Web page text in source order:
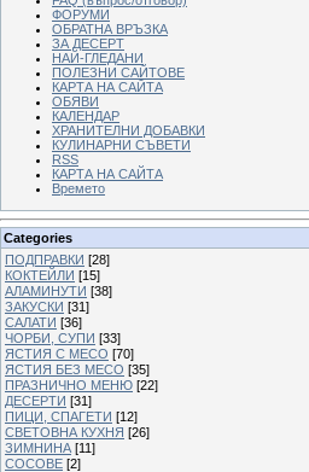
ФОРУМИ
ОБРАТНА ВРЪЗКА
ЗА ДЕСЕРТ
НАЙ-ГЛЕДАНИ
ПОЛЕЗНИ САЙТОВЕ
КАРТА НА САЙТА
ОБЯВИ
КАЛЕНДАР
ХРАНИТЕЛНИ ДОБАВКИ
КУЛИНАРНИ СЪВЕТИ
RSS
КАРТА НА САЙТА
Времето
Categories
ПОДПРАВКИ [28]
КОКТЕЙЛИ [15]
АЛАМИНУТИ [38]
ЗАКУСКИ [31]
САЛАТИ [36]
ЧОРБИ, СУПИ [33]
ЯСТИЯ С МЕСО [70]
ЯСТИЯ БЕЗ МЕСО [35]
ПРАЗНИЧНО МЕНЮ [22]
ДЕСЕРТИ [31]
ПИЦИ, СПАГЕТИ [12]
СВЕТОВНА КУХНЯ [26]
ЗИМНИНА [11]
СОСОВЕ [2]